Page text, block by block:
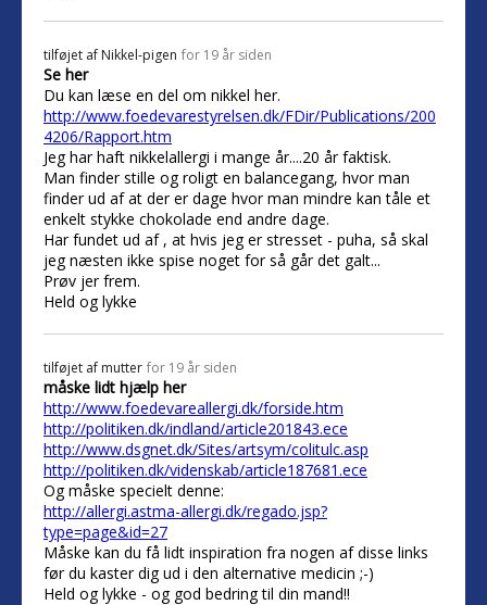
tilføjet af Nikkel-pigen for 19 år siden
Se her
Du kan læse en del om nikkel her.
http://www.foedevarestyrelsen.dk/FDir/Publications/200
4206/Rapport.htm
Jeg har haft nikkelallergi i mange år....20 år faktisk.
Man finder stille og roligt en balancegang, hvor man
finder ud af at der er dage hvor man mindre kan tåle et
enkelt stykke chokolade end andre dage.
Har fundet ud af , at hvis jeg er stresset - puha, så skal
jeg næsten ikke spise noget for så går det galt...
Prøv jer frem.
Held og lykke
tilføjet af mutter for 19 år siden
måske lidt hjælp her
http://www.foedevareallergi.dk/forside.htm
http://politiken.dk/indland/article201843.ece
http://www.dsgnet.dk/Sites/artsym/colitulc.asp
http://politiken.dk/videnskab/article187681.ece
Og måske specielt denne:
http://allergi.astma-allergi.dk/regado.jsp?
type=page&id=27
Måske kan du få lidt inspiration fra nogen af disse links
før du kaster dig ud i den alternative medicin ;-)
Held og lykke - og god bedring til din mand!!